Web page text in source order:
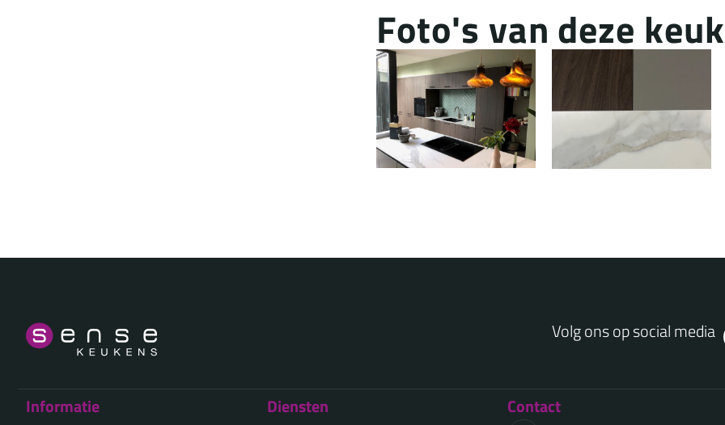
Foto's van deze keuk
Volg ons op social media
Informatie Diensten Contact